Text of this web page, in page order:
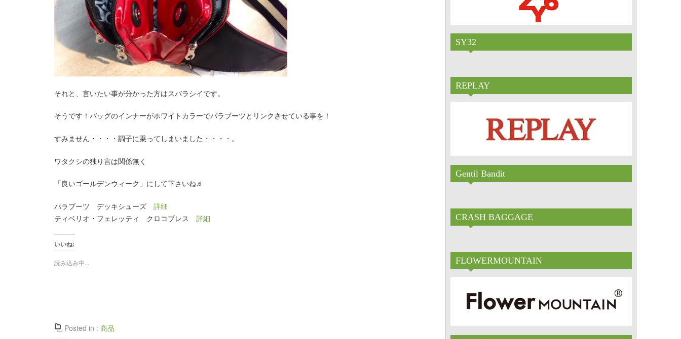
それと、言いたい事が分かった方はスバラシイです。
そうです！バッグのインナーがホワイトカラーでパラブーツとリンクさせている事を！
すみません・・・・調子に乗ってしまいました・・・・。
ワタクシの独り言は関係無く
「良いゴールデンウィーク」にして下さいね♬
パラブーツ デッキシューズ 詳細
ティベリオ・フェレッティ クロコブレス 詳細
いいね:
読み込み中...
Posted in : 商品
SY32
REPLAY
Gentil Bandit
CRASH BAGGAGE
FLOWERMOUNTAIN